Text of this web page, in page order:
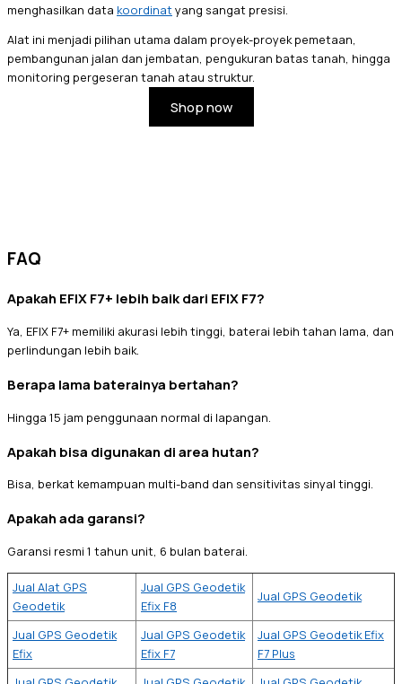
menghasilkan data koordinatyang sangat presisi.
Alat ini menjadi pilihan utama dalam proyek-proyek pemetaan,
pembangunan jalan dan jembatan, pengukuran batas tanah, hingga
monitoring pergeseran tanah atau struktur.
Shop now
FAQ
Apakah EFIX F7+ lebih baik dari EFIX F7?
Ya, EFIX F7+ memiliki akurasi lebih tinggi, baterai lebih tahan lama, dan
perlindungan lebih baik.
Berapa lama baterainya bertahan?
Hingga 15 jam penggunaan normal di lapangan.
Apakah bisa digunakan di area hutan?
Bisa, berkat kemampuan multi-band dan sensitivitas sinyal tinggi.
Apakah ada garansi?
Garansi resmi 1 tahun unit, 6 bulan baterai.
Jual Alat GPS
Geodetik
Jual GPS Geodetik
Efix F8
Jual GPS Geodetik
Jual GPS Geodetik
Efix
Jual GPS Geodetik
Efix F7
Jual GPS Geodetik Efix
F7 Plus